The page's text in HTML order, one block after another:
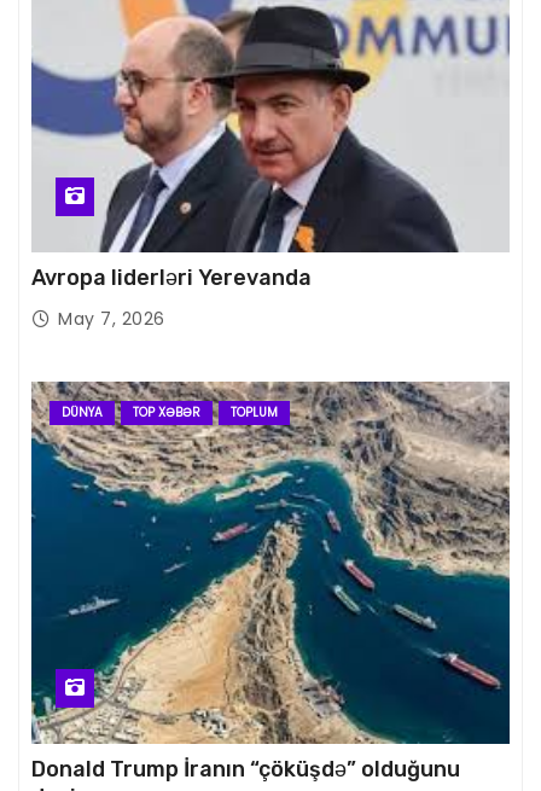
Avropa liderləri Yerevanda
May 7, 2026
DÜNYA TOP XƏBƏR TOPLUM
Donald Trump İranın “çöküşdə” olduğunu